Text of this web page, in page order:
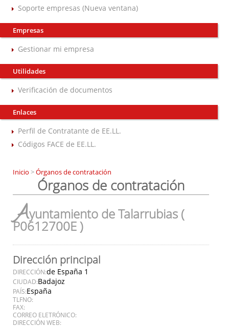
Soporte empresas (Nueva ventana)
Empresas
Gestionar mi empresa
Utilidades
Verificación de documentos
Enlaces
Perfil de Contratante de EE.LL.
Códigos FACE de EE.LL.
Inicio >Órganos de contratación
Órganos de contratación
Ayuntamiento de Talarrubias (
P0612700E )
Dirección principal
DIRECCIÓN:de España 1
CIUDAD:Badajoz
PAÍS:España
TLFNO:
FAX:
CORREO ELETRÓNICO:
DIRECCIÓN WEB: